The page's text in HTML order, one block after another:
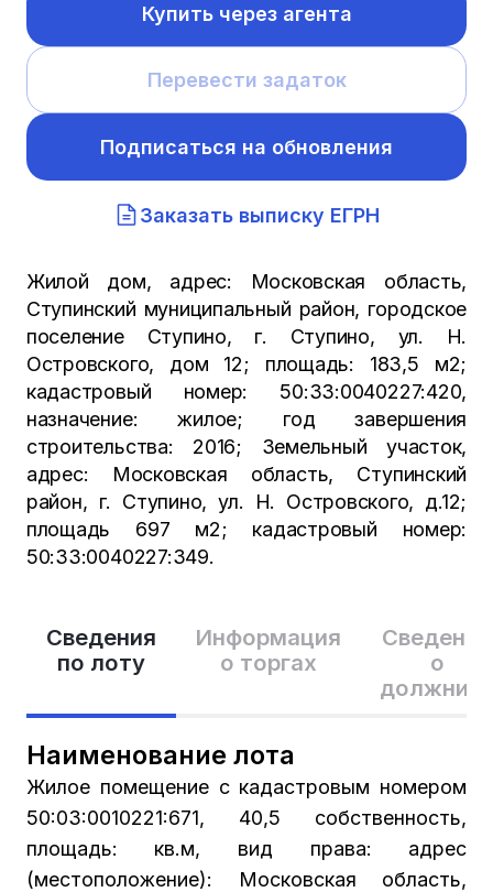
Сведения
по лоту
Информация
о торгах
Сведения
о
Наименование лота
Жилое помещение с кадастровым номером
50:03:0010221:671, 40,5 собственность,
площадь: кв.м, вид права: адрес
(местоположение): Московская область,
Купить через агента
Перевести задаток
Подписаться на обновления
Заказать выписку ЕГРН
Жилой дом, адрес: Московская область,
Ступинский муниципальный район, городское
поселение Ступино, г. Ступино, ул. Н.
Островского, дом 12; площадь: 183,5 м2;
кадастровый номер: 50:33:0040227:420,
назначение: жилое; год завершения
строительства: 2016; Земельный участок,
адрес: Московская область, Ступинский
район, г. Ступино, ул. Н. Островского, д.12;
площадь 697 м2; кадастровый номер:
50:33:0040227:349.